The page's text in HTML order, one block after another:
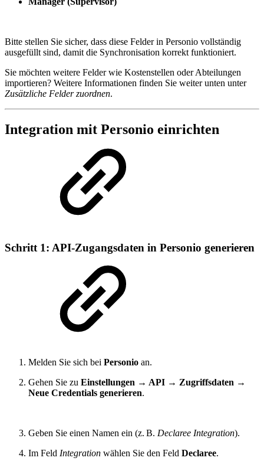
Bitte stellen Sie sicher, dass diese Felder in Personio vollständig
ausgefüllt sind, damit die Synchronisation korrekt funktioniert.
Sie möchten weitere Felder wie Kostenstellen oder Abteilungen
importieren? Weitere Informationen finden Sie weiter unten unter
Zusätzliche Felder zuordnen.
Integration mit Personio einrichten
Schritt 1: API-Zugangsdaten in Personio generieren
Melden Sie sich bei Personio an.
Gehen Sie zu Einstellungen → API → Zugriffsdaten →
Neue Credentials generieren.
Geben Sie einen Namen ein (z. B. Declaree Integration).
Im Feld Integration wählen Sie den Feld Declaree.